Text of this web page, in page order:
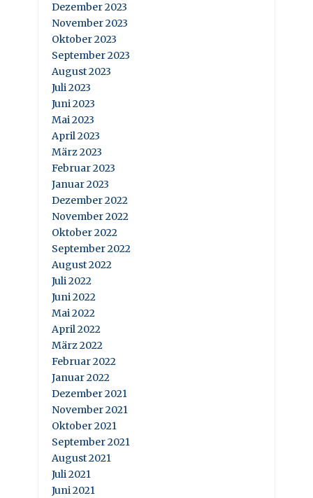
Dezember 2023
November 2023
Oktober 2023
September 2023
August 2023
Juli 2023
Juni 2023
Mai 2023
April 2023
März 2023
Februar 2023
Januar 2023
Dezember 2022
November 2022
Oktober 2022
September 2022
August 2022
Juli 2022
Juni 2022
Mai 2022
April 2022
März 2022
Februar 2022
Januar 2022
Dezember 2021
November 2021
Oktober 2021
September 2021
August 2021
Juli 2021
Juni 2021